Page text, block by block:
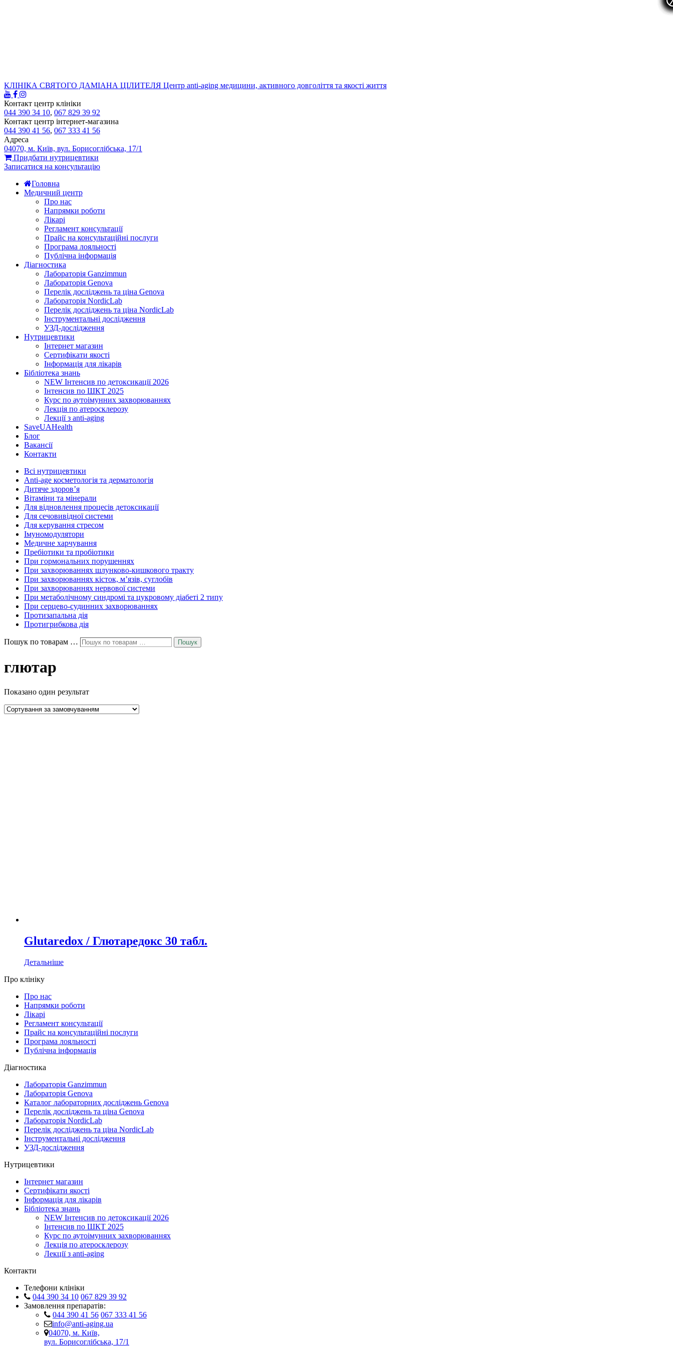
КЛІНІКА СВЯТОГО ДАМІАНА ЦІЛИТЕЛЯ Центр anti-aging медицини, активного довголіття та якості життя
Контакт центр клініки
044 390 34 10, 067 829 39 92
Контакт центр інтернет-магазина
044 390 41 56, 067 333 41 56
Адреса
04070, м. Київ, вул. Борисоглібська, 17/1
Придбати нутрицевтики
Записатися на консультацію
Головна
Медичний центр
Про нас
Напрямки роботи
Лікарі
Регламент консультації
Прайс на консультаційні послуги
Програма лояльності
Публічна інформація
Діагностика
Лабораторія Ganzimmun
Лабораторія Genova
Перелік досліджень та ціна Genova
Лабораторія NordicLab
Перелік досліджень та ціна NordicLab
Інструментальні дослідження
УЗД-дослідження
Нутрицевт​ики
Інтернет магазин
Сертифікати якості
Інформація для лікарів
Бібліотека знань
NEW Інтенсив по детоксикації 2026
Інтенсив по ШКТ 2025
Курс по аутоімунних захворюваннях
Лекція по атеросклерозу
Лекції з anti-aging
SaveUAHealth
Блог
Вакансії
Контакти
Всі нутрицевт​ики
Anti-age косметологія та дерматологія
Дитяче здоров’я
Вітаміни та мінерали
Для відновлення процесів детоксикації
Для сечовивідної системи
Для керування стресом
Імуномодулятори
Медичне харчування
Пребіотики та пробіотики
При гормональних порушеннях
При захворюваннях шлунково-кишкового тракту
При захворюваннях кісток, м’язів, суглобів
При захворюваннях нервової системи
При метаболічному синдромі та цукровому діабеті 2 типу
При серцево-судинних захворюваннях
Протизапальна дія
Протигрибкова дія
Пошук по товарам … Пошук
глютар
Показано один результат
Glutaredox / Глютаредокс 30 табл.
Детальніше
Про клініку
Про нас
Напрямки роботи
Лікарі
Регламент консультації
Прайс на консультаційні послуги
Програма лояльності
Публічна інформація
Діагностика
Лабораторія Ganzimmun
Лабораторія Genova
Каталог лабораторних досліджень Genova
Перелік досліджень та ціна Genova
Лабораторія NordicLab
Перелік досліджень та ціна NordicLab
Інструментальні дослідження
УЗД-дослідження
Нутрицевтики
Інтернет магазин
Сертифікати якості
Інформація для лікарів
Бібліотека знань
NEW Інтенсив по детоксикації 2026
Інтенсив по ШКТ 2025
Курс по аутоімунних захворюваннях
Лекція по атеросклерозу
Лекції з anti-aging
Контакти
Телефони клініки
044 390 34 10 067 829 39 92
Замовлення препаратів:
044 390 41 56 067 333 41 56
info@anti-aging.ua
04070, м. Київ,
вул. Борисоглібська, 17/1